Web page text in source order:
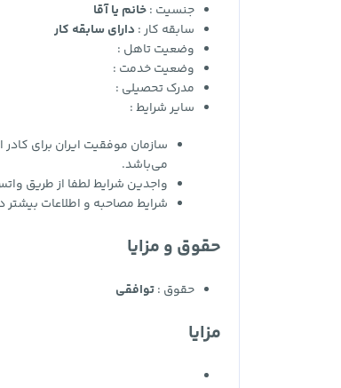
جنسیت :خانم یا آقا
سابقه کار : دارای سابقه کار
وضعیت تاهل :
وضعیت خدمت :
مدرک تحصیلی :
سایر شرایط :
سازمان موفقیت ایران برای کادر
می‌باشد.
واجدین شرایط لطفا از طریق
شرایط مصاحبه و اطلاعات
حقوق و مزایا
حقوق :توافقی
مزایا